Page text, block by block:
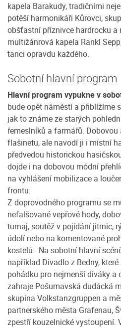
kapela Barakudy, tradičními
potěší harmonikáři Kůrovci,
obšťastní příznivce hardrocku a
multižánrová kapela Rankl
tanci opravdu každého.
Sobotní hlavní program
Hlavní program vypukne v
bude opět náměstí a přiblížíme
jak to známe ze starých
řemeslníků a farmářů.
flašinetu, ale navodí ji i místní
předvedou historickou
dojde i na dobovou módní
na vyhlášení mobilizace a
frontu.
Z doprovodného programu se
nefalšované vepřové hody,
turnaj, soutěž v pojídání jitrnic,
údolí nebo na komentované
kostelů. Na sobotní hlavní
například Divadlo z Bedny,
pohádku pro nejmenší diváky a
zahraje Pošumavská dudácká
skupina Volkstanzgruppen a
partnerského města Grafenau,
zpestří kouzelnické vystoupení.